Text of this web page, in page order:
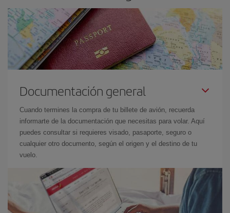
Documentación general
Cuando termines la compra de tu billete de avión, recuerda
informarte de la documentación que necesitas para volar. Aquí
puedes consultar si requieres visado, pasaporte, seguro o
cualquier otro documento, según el origen y el destino de tu
vuelo.